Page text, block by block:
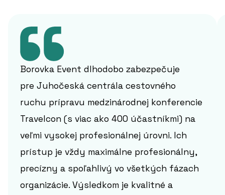
Borovka Event dlhodobo zabezpečuje
pre Juhočeská centrála cestovného
ruchu prípravu medzinárodnej konferencie
Travelcon (s viac ako 400 účastníkmi) na
veľmi vysokej profesionálnej úrovni. Ich
prístup je vždy maximálne profesionálny,
precízny a spoľahlivý vo všetkých fázach
organizácie. Výsledkom je kvalitné a